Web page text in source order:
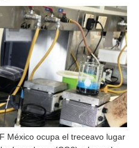
México ocupa el treceavo lugar